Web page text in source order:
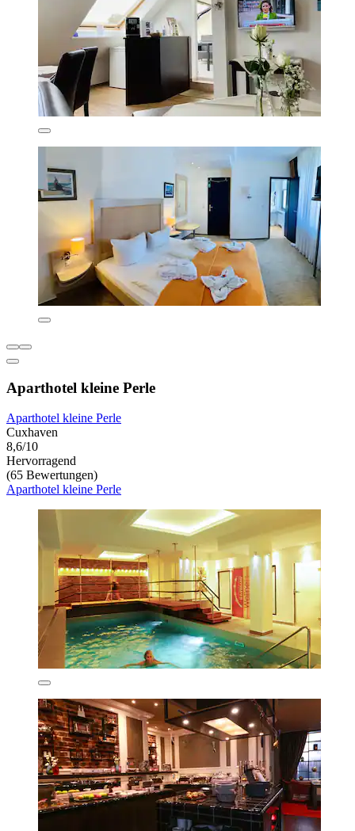
Aparthotel kleine Perle
Aparthotel kleine Perle
Cuxhaven
8,6/10
Hervorragend
(65 Bewertungen)
Aparthotel kleine Perle